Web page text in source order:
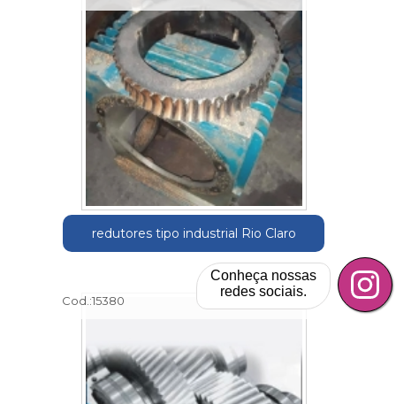
redutores tipo industrial Rio Claro
Cod.:15380
Conheça nossas
redes sociais.